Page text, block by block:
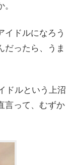
イドルになろう
だったら、うま
ドルという上沼
言って、むずか